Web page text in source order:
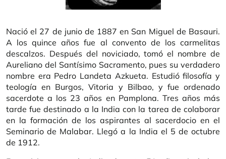
Nació el 27 de junio de 1887 en San Miguel de Basauri.
A los quince años fue al convento de los carmelitas
descalzos. Después del noviciado, tomó el nombre de
Aureliano del Santísimo Sacramento, pues su verdadero
nombre era Pedro Landeta Azkueta. Estudió filosofía y
teología en Burgos, Vitoria y Bilbao, y fue ordenado
sacerdote a los 23 años en Pamplona. Tres años más
tarde fue destinado a la India con la tarea de colaborar
en la formación de los aspirantes al sacerdocio en el
Seminario de Malabar. Llegó a la India el 5 de octubre
de 1912.